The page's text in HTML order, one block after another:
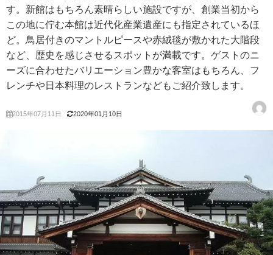
す。新館はもちろん素晴らしい施設ですが、創業当初から
この地に佇む本館は近代化産業遺産にも指定されているほ
ど。鳥居付きのマントルピースや赤絨毯が敷かれた大階段
など、歴史を感じさせるスポットが満載です。ゲストのニ
ーズに合わせたバリエーション豊かな客室はもちろん、フ
レンチや日本料理のレストランなどもご紹介致します。
2015年07月11日 2020年01月10日